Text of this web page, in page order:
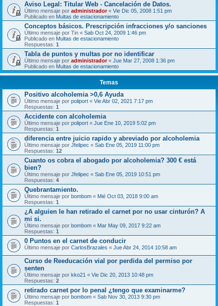
Aviso Legal: Titular Web - Cancelación de Datos.
Último mensaje por administrador« Vie Dic 05, 2008 1:51 pm
Publicado en Multas de estacionamiento
Conceptos básicos. Prescripción infracciones y/o sanciones
Último mensaje por Tin « Sab Oct 24, 2009 1:46 pm
Publicado en Multas de estacionamiento
Respuestas: 1
Tabla de puntos y multas por no identificar
Último mensaje por administrador« Jue Mar 27, 2008 1:36 pm
Publicado en Multas de estacionamiento
Temas
Positivo alcoholemia >0,6 Ayuda
Último mensaje por poliport « Vie Abr 02, 2021 7:17 pm
Respuestas: 1
Accidente con alcoholemia
Último mensaje por poliport « Jue Ene 10, 2019 5:02 pm
Respuestas: 1
diferencia entre juicio rapido y abreviado por alcoholemia
Último mensaje por Jfelipec « Sab Ene 05, 2019 11:00 pm
Respuestas: 12
Cuanto os cobra el abogado por alcoholemia? 300 € está
bien?
Último mensaje por Jfelipec « Sab Ene 05, 2019 10:51 pm
Respuestas: 4
Quebrantamiento.
Último mensaje por bombom « Mié Oct 03, 2018 9:00 am
Respuestas: 1
¿A alguien le han retirado el carnet por no usar cinturón? A
mi si.
Último mensaje por bombom « Mar May 09, 2017 9:22 am
Respuestas: 1
0 Puntos en el carnet de conducir
Último mensaje por CarlosBrazales « Jue Abr 24, 2014 10:58 am
Curso de Reeducación vial por perdida del permiso por
senten
Último mensaje por kko21 « Vie Dic 20, 2013 10:48 pm
Respuestas: 2
retirado carnet por lo penal ¿tengo que examinarme?
Último mensaje por bombom « Sab Nov 30, 2013 9:30 pm
Respuestas: 1